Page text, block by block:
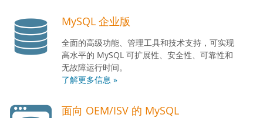
MySQL 企业版
全面的高级功能、管理工具和技术支持，可实现
高水平的 MySQL 可扩展性、安全性、可靠性和
无故障运行时间。
了解更多信息 »
面向 OEM/ISV 的 MySQL